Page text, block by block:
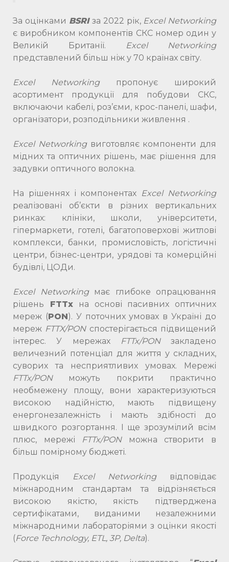
За оцінками BSRIза 2022 рік, Excel Networking
є виробником компонентів СКС номер один у
Великій Британії.
Excel Networking
представлений більш ніж у 70 країнах світу.
Excel Networkingпропонує широкий
асортимент продукції для побудови СКС,
включаючи кабелі, роз’єми, крос-панелі, шафи,
організатори, розподільники живлення .
Excel Networkingвиготовляє компоненти для
мідних та оптичних рішень, має рішення для
задувки оптичного волокна.
На рішеннях і компонентах Excel Networking
реалізовані об’єкти в різних вертикальних
ринках: клініки, школи, університети,
гіпермаркети, готелі, багатоповерхові житлові
комплекси, банки, промисловість, логістичні
центри, бізнес-центри, урядові та комерційні
будівлі, ЦОДи.
Excel Networkingмає глибоке опрацювання
рішень FTTx на основі пасивних оптичних
мереж (PON). У поточних умовах в Україні до
мереж FTTX/PONспостерігається підвищений
інтерес. У мережах
FTTx/PONзакладено
величезний потенціал для життя у складних,
суворих та несприятливих умовах. Мережі
FTTx/PONможуть покрити практично
необмежену площу, вони характеризуються
високою надійністю, мають підвищену
енергонезалежність і мають здібності до
швидкого розгортання. І ще зрозумілий всім
плюс, мережі FTTx/PON
можна створити в
більш помірному бюджеті.
Продукція Excel Networkingвідповідає
міжнародним стандартам та відрізняється
високою якістю, якість підтверджена
сертифікатами, виданими незалежними
міжнародними лабораторіями з оцінки якості
(Force Technology, ETL, 3P, Delta).